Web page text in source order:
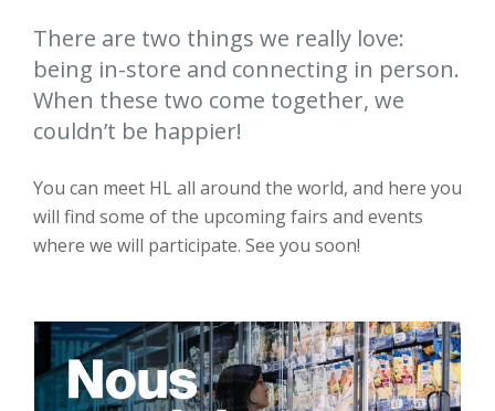
There are two things we really love:
being in-store and connecting in person.
When these two come together, we
couldn’t be happier!
You can meet HL all around the world, and here you
will find some of the upcoming fairs and events
where we will participate. See you soon!